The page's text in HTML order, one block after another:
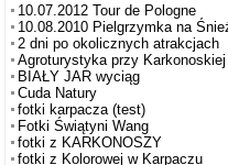
10.07.2012 Tour de Pologne
10.08.2010 Pielgrzymka na
2 dni po okolicznych atrakcjach
Agroturystyka przy
BIAŁY JAR wyciąg
Cuda Natury
fotki karpacza (test)
Fotki Świątyni Wang
fotki z KARKONOSZY
fotki z Kolorowej w Karpaczu